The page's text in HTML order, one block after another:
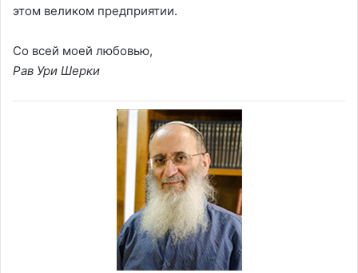
этом великом предприятии.
Со всей моей любовью,
Рав Ури Шерки